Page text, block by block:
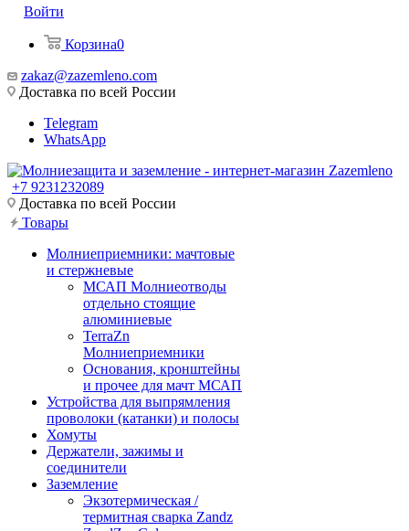
Войти
Корзина0
zakaz@zazemleno.com
Доставка по всей России
Telegram
WhatsApp
+7 9231232089
Доставка по всей России
Товары
Молниеприемники: мачтовые
и стержневые
МСАП Молниеотводы
отдельно стоящие
алюминиевые
TerraZn
Молниеприемники
Основания, кронштейны
и прочее для мачт МСАП
Устройства для выпрямления
проволоки (катанки) и полосы
Хомуты
Держатели, зажимы и
соединители
Заземление
Экзотермическая /
термитная сварка Zandz